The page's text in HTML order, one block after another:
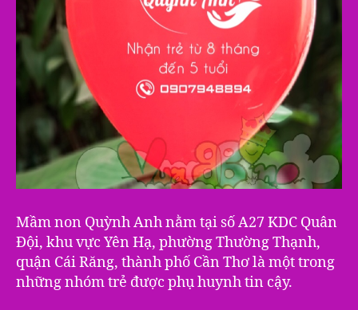
Mầm non Quỳnh Anh nằm tại số A27 KDC Quân
Đội, khu vực Yên Hạ, phường Thường Thạnh,
quận Cái Răng, thành phố Cần Thơ là một trong
những nhóm trẻ được phụ huynh tin cậy.